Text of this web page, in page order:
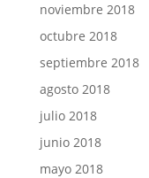
noviembre 2018
octubre 2018
septiembre 2018
agosto 2018
julio 2018
junio 2018
mayo 2018